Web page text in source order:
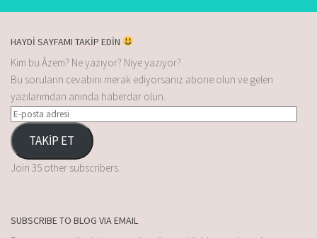
HAYDİ SAYFAMI TAKİP EDİN
Kim bu Âzem? Ne yazıyor? Niye yazıyor?
Bu soruların cevabını merak ediyorsanız abone olun ve gelen
yazılarımdan anında haberdar olun.
TAKİP ET
Join 35 other subscribers.
SUBSCRIBE TO BLOG VIA EMAIL